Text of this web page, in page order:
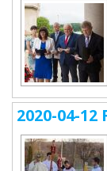
2020-04-